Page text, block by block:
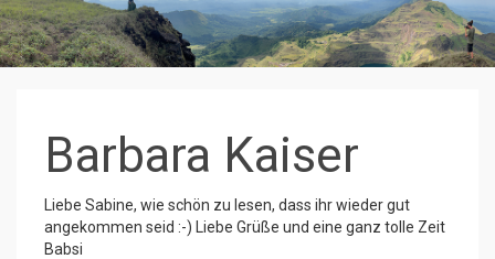
Barbara Kaiser
Liebe Sabine, wie schön zu lesen, dass ihr wieder gut
angekommen seid :-) Liebe Grüße und eine ganz tolle Zeit
Babsi